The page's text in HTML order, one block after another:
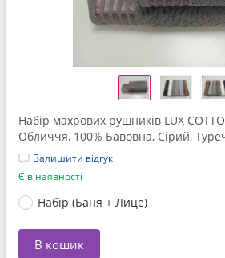
Набір махрових рушників LUX
Обличчя, 100% Бавовна, Сірий,
Залишити відгук
Є в наявності
Набір (Баня + Лице)
В кошик